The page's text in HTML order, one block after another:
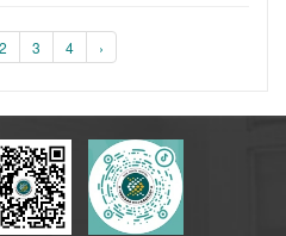
2 3 4 ›